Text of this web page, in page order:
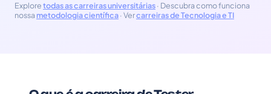
Exploretodas as carreiras universitárias· Descubra como funciona
nossa metodologia científica· Vercarreiras de Tecnologia e TI